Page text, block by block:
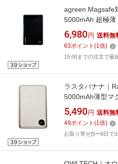
agreen Magsafe
5000mAh 超極
THN50-BK
6,980 円 送料無
63ポイント (1倍)
15:00までの注文で最
ラスタバナナ｜
5000mAh薄型マ
ルバッテリー
5,490 円 送料無
49ポイント (1倍)
お取り寄せ[5〜8日で